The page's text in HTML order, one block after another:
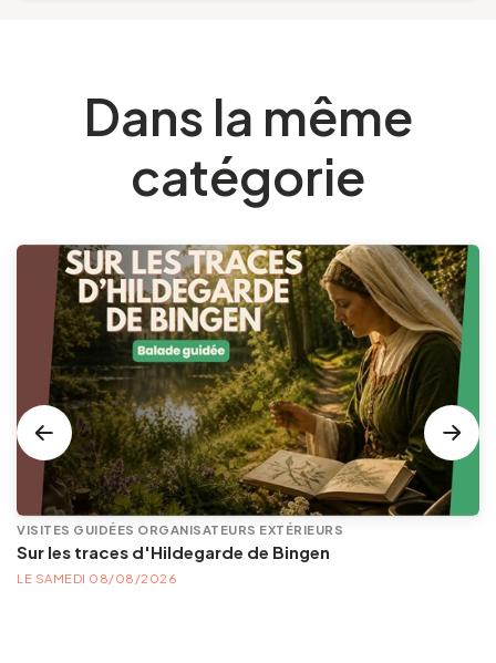
Dans la même
catégorie
VISITES GUIDÉES ORGANISATEURS EXTÉRIEURS
Sur les traces d'Hildegarde de Bingen
LE SAMEDI 08/08/2026